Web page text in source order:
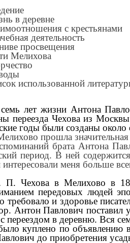
в деревне
с крестьянами
деятельность
просвещения
Мелихова
использованной
лет жизни Антона
переезда Чехова из
годы были созданы
прошла значительная
брата Антона
период. В ней
интересовали меня больше
П. Чехова в Мелихово в
передовых людей
требовало и здоровье
Антон Павлович поставил
переездом в деревню. Вся
куплено по объявлению
до приобретения